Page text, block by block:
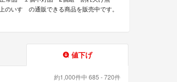
いすゞの通販できる商品を販売中です。
値下げ
約1,000件中 685 - 720件